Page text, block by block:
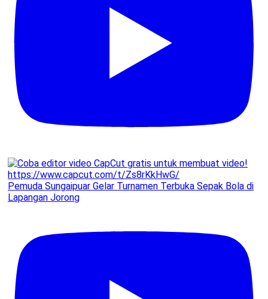
Pemuda Sungaipuar Gelar Turnamen Terbuka Sepak Bola di
Lapangan Jorong